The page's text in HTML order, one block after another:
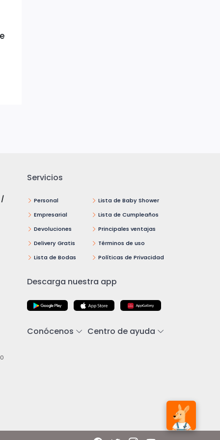
/
Servicios
Personal
Empresarial
Devoluciones
Delivery Gratis
Lista de Bodas
Lista de Baby Shower
Lista de Cumpleaños
Principales ventajas
Términos de uso
Políticas de Privacidad
Descarga nuestra app
Conócenos Centro de ayuda